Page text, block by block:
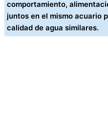
comportamiento,
juntos en el mismo acuario
calidad de agua similares.